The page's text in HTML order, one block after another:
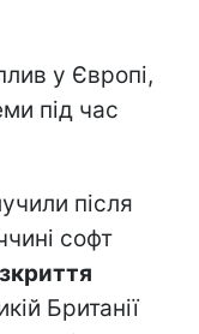
у Європі,
під час
після
софт
Британії